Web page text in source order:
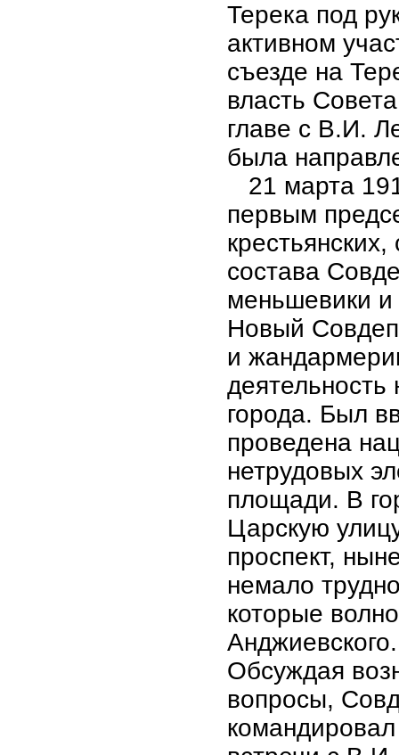
Терека под
активном
съезде на
власть
главе с В.И.
была
21 марта
первым
состава
меньшевики и
Новый Совдеп
и
деятельность
города. Был
проведена
нетрудовых
площади. В
Царскую
проспект,
немало
которые
Анджиевского.
Обсуждая
вопросы,